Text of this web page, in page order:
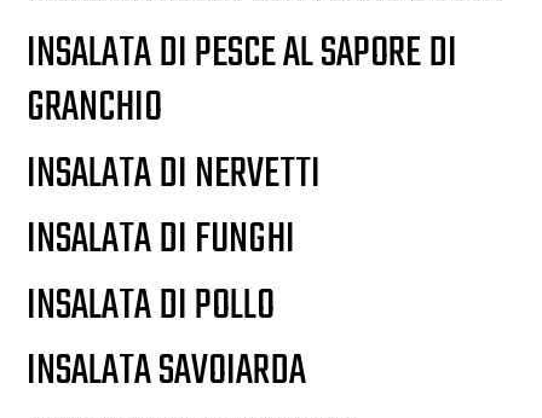
INSALATA DI PESCE AL SAPORE DI
GRANCHIO
INSALATA DI NERVETTI
INSALATA DI FUNGHI
INSALATA DI POLLO
INSALATA SAVOIARDA